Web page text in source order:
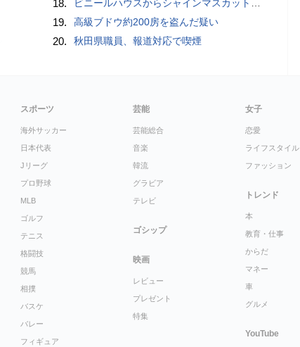
18. ビニールハウスからシャインマスカット約200房を盗んだ疑い ネットで販売か 無職の男（42）逮捕 岡山県警
19. 高級ブドウ約200房を盗んだ疑い
20. 秋田県職員、報道対応で喫煙
スポーツ
海外サッカー
日本代表
Jリーグ
プロ野球
MLB
ゴルフ
テニス
格闘技
競馬
相撲
バスケ
バレー
フィギュア
芸能
芸能総合
音楽
韓流
グラビア
テレビ
ゴシップ
映画
レビュー
プレゼント
特集
女子
恋愛
ライフスタイル
ファッション
トレンド
本
教育・仕事
からだ
マネー
車
グルメ
YouTube